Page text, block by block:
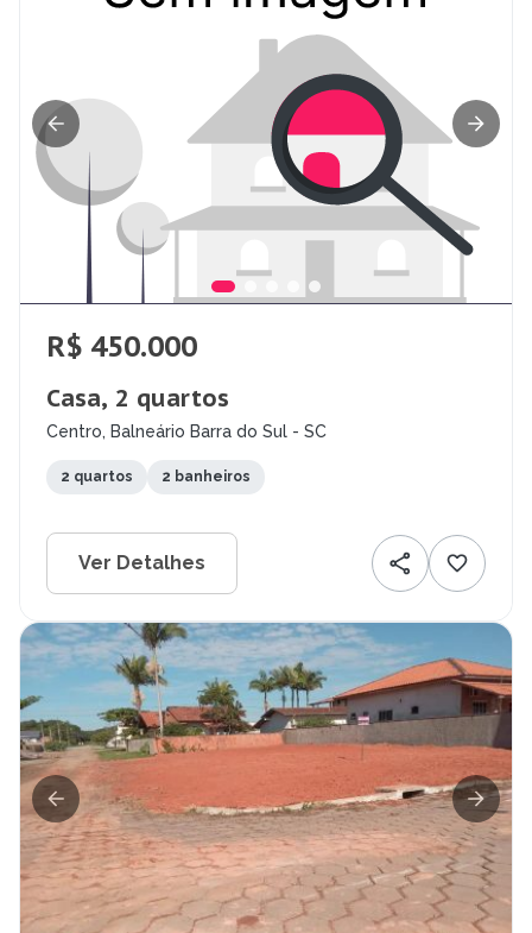
R$ 450.000
Casa, 2 quartos
Centro, Balneário Barra do Sul - SC
2 quartos 2 banheiros
Ver Detalhes